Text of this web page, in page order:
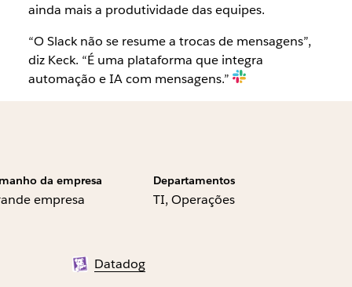
ainda mais a produtividade das equipes.
“O Slack não se resume a trocas de mensagens”,
diz Keck. “É uma plataforma que integra
automação e IA com mensagens.”
da empresa
empresa
Departamentos
TI, Operações
Datadog